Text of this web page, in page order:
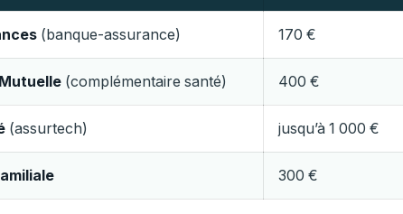
(banque-assurance) 170 €
(complémentaire santé) 400 €
(assurtech) jusqu’à 1 000 €
300 €